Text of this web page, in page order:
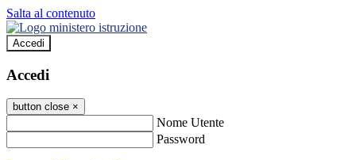
Salta al contenuto
Accedi
Accedi
button close ×
Nome Utente
Password